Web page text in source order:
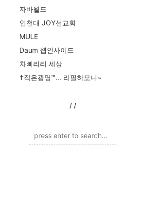
자바월드
인천대 JOY선교회
MULE
Daum 웹인사이드
차삐리리 세상
†작은광명™... 리필하모니~
/ /